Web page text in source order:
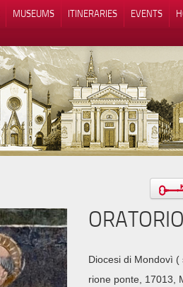
MUSEUMS ITINERARIES EVENTS
Diocesi di Mondovì (
rione ponte, 17013,
Your